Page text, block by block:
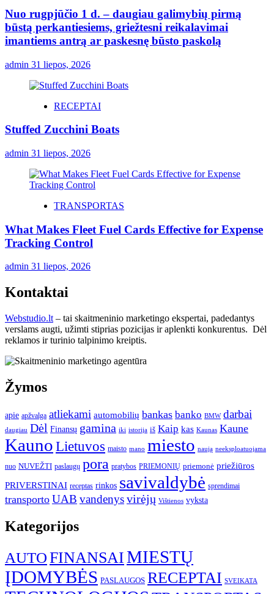
Nuo rugpjūčio 1 d. – daugiau galimybių pirmą
būstą perkantiesiems, griežtesni reikalavimai
imantiems antrą ar paskesnę būsto paskolą
admin 31 liepos, 2026
RECEPTAI
Stuffed Zucchini Boats
admin 31 liepos, 2026
TRANSPORTAS
What Makes Fleet Fuel Cards Effective for Expense
Tracking Control
admin 31 liepos, 2026
Kontaktai
Webstudio.lt – tai skaitmeninio marketingo ekspertai, padedantys
verslams augti, užimti stiprias pozicijas ir aplenkti konkurentus. Dėl
reklamos ir turinio talpinimo kreiptis.
Žymos
apie apžvalga atliekami automobilių bankas banko BMW darbai
daugiau Dėl Finansų gamina iki istorija iš Kaip kas Kaunas Kaune
KaunoLietuvos maisto mano miesto naują neeksploatuojama
nuo NUVEŽTI paslaugų pora pratybos PRIEMONIŲ priemonė priežiūros
PRIVERSTINAI receptas rinkos savivaldybė sprendimai
transporto UAB vandenysvirėjų Vištienos vyksta
Kategorijos
AUTOFINANSAIMIESTŲ
ĮDOMYBĖS PASLAUGOS RECEPTAI SVEIKATA